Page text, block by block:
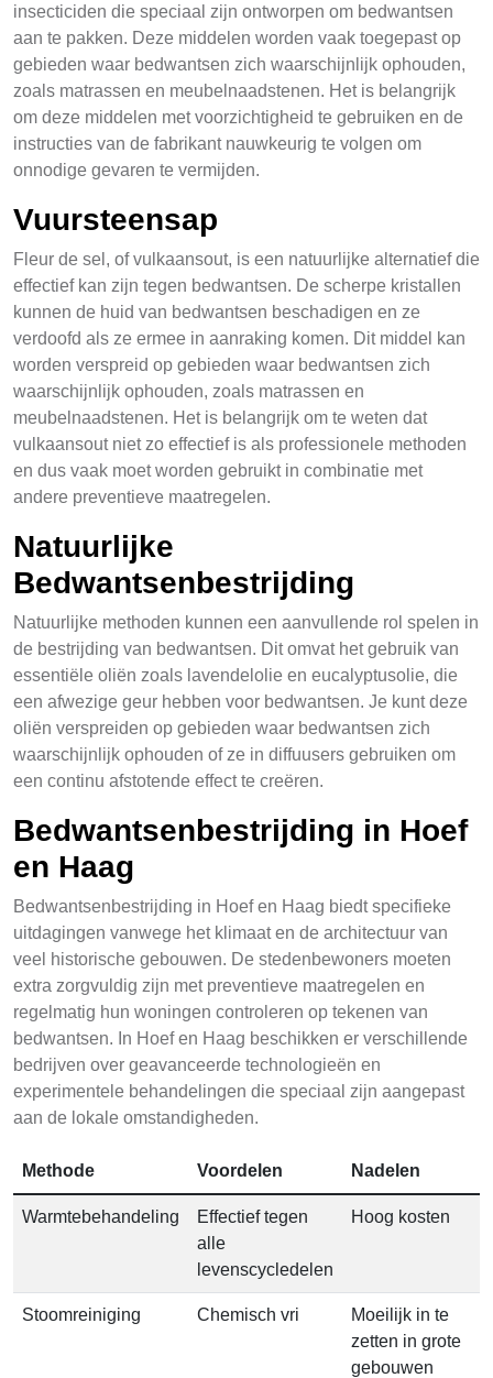
insecticiden die speciaal zijn ontworpen om bedwantsen
aan te pakken. Deze middelen worden vaak toegepast op
gebieden waar bedwantsen zich waarschijnlijk ophouden,
zoals matrassen en meubelnaadstenen. Het is belangrijk
om deze middelen met voorzichtigheid te gebruiken en de
instructies van de fabrikant nauwkeurig te volgen om
onnodige gevaren te vermijden.
Vuursteensap
Fleur de sel, of vulkaansout, is een natuurlijke alternatief die
effectief kan zijn tegen bedwantsen. De scherpe kristallen
kunnen de huid van bedwantsen beschadigen en ze
verdoofd als ze ermee in aanraking komen. Dit middel kan
worden verspreid op gebieden waar bedwantsen zich
waarschijnlijk ophouden, zoals matrassen en
meubelnaadstenen. Het is belangrijk om te weten dat
vulkaansout niet zo effectief is als professionele methoden
en dus vaak moet worden gebruikt in combinatie met
andere preventieve maatregelen.
Natuurlijke
Bedwantsenbestrijding
Natuurlijke methoden kunnen een aanvullende rol spelen in
de bestrijding van bedwantsen. Dit omvat het gebruik van
essentiële oliën zoals lavendelolie en eucalyptusolie, die
een afwezige geur hebben voor bedwantsen. Je kunt deze
oliën verspreiden op gebieden waar bedwantsen zich
waarschijnlijk ophouden of ze in diffuusers gebruiken om
een continu afstotende effect te creëren.
Bedwantsenbestrijding in Hoef
en Haag
Bedwantsenbestrijding in Hoef en Haag biedt specifieke
uitdagingen vanwege het klimaat en de architectuur van
veel historische gebouwen. De stedenbewoners moeten
extra zorgvuldig zijn met preventieve maatregelen en
regelmatig hun woningen controleren op tekenen van
bedwantsen. In Hoef en Haag beschikken er verschillende
bedrijven over geavanceerde technologieën en
experimentele behandelingen die speciaal zijn aangepast
aan de lokale omstandigheden.
Methode Voordelen Nadelen
Warmtebehandeling
Effectief tegen
alle
levenscycledelen
Hoog kosten
Stoomreiniging Chemisch vri
Moeilijk in te
zetten in grote
gebouwen